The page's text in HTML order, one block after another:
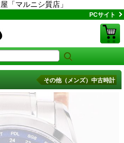
「マルニシ質店」
PCサイト
その他（メンズ）中古時計